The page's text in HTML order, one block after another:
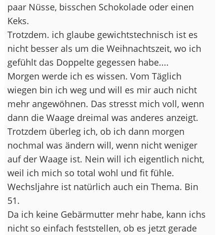
paar Nüsse, bisschen Schokolade oder einen
Keks.
Trotzdem. ich glaube gewichtstechnisch ist es
nicht besser als um die Weihnachtszeit, wo ich
gefühlt das Doppelte gegessen habe....
Morgen werde ich es wissen. Vom Täglich
wiegen bin ich weg und will es mir auch nicht
mehr angewöhnen. Das stresst mich voll, wenn
dann die Waage dreimal was anderes anzeigt.
Trotzdem überleg ich, ob ich dann morgen
nochmal was ändern will, wenn nicht weniger
auf der Waage ist. Nein will ich eigentlich nicht,
weil ich mich so total wohl und fit fühle.
Wechsljahre ist natürlich auch ein Thema. Bin
51.
Da ich keine Gebärmutter mehr habe, kann ichs
nicht so einfach feststellen, ob es jetzt gerade